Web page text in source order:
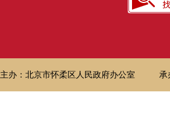
主办：北京市怀柔区人民政府办公室 承